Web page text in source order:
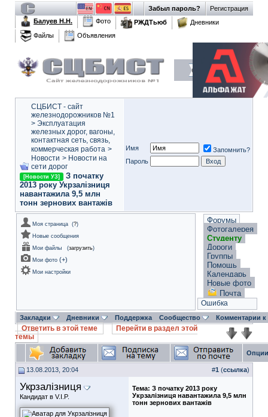
Регистрация
Забыл пароль?
Балуев Н.Н.
Фото РЖДТьюб
Дневники
Файлы
Объявления
СЦБИСТ - сайт
железнодорожников №1
> Эксплуатация
железных дорог, вагоны,
контактная сеть, связь,
коммерческая работа >
Новости > Новости на
сети дорог
[Новости УЗ]
З початку
2013 року Укрзалізниця
навантажила 9,5 млн
тонн зернових вантажів
Имя
Запомнить?
Пароль
Моя страница (?)
Новые сообщения
Мои файлы
(загрузить)
Мои фото (+)
Мои настройки
Форумы
Фотогалерея
Студенту
Дороги
Группы
Помощь
Календарь
Новые фото
Почта
Ошибка
Закладки Дневники Поддержка Сообщество Комментарии
Ответить в этой теме
Перейти в раздел этой
темы
13.08.2013, 20:04 #1 (ссылка)
Укрзалізниця
Кандидат в V.I.P.
Тема: З початку 2013 року
Укрзалізниця навантажила 9,5 млн
тонн зернових вантажів